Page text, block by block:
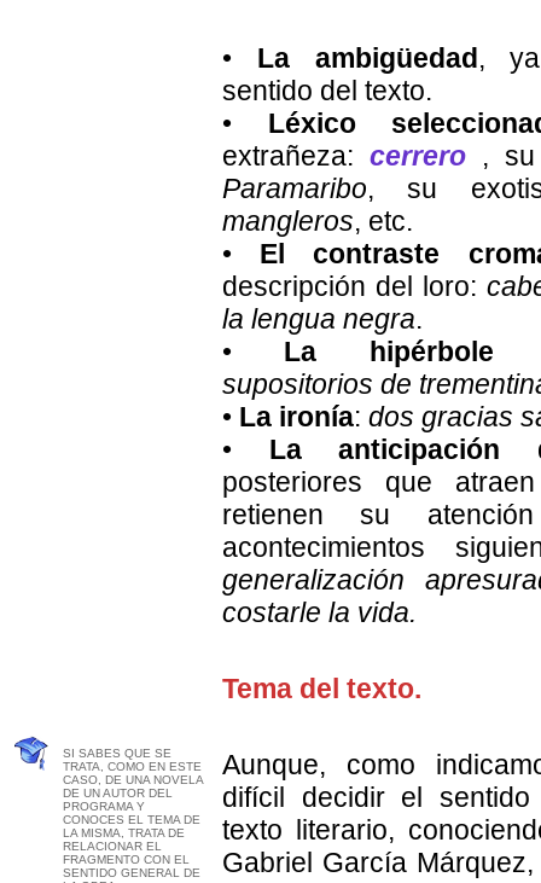
• La ambigüedad ,
sentido del texto.
• Léxico
extrañeza: cerrero , su
Paramaribo, su
mangleros, etc.
• El contraste
descripción del loro:
la lengua negra.
• La hipérbole
supositorios de
• La ironía: dos gracias
• La anticipación
posteriores que
retienen su
acontecimientos
generalización
costarle la vida.
Tema del texto.
SI SABES QUE SE
TRATA, COMO EN ESTE
CASO, DE UNA NOVELA
DE UN AUTOR DEL
PROGRAMA Y
CONOCES EL TEMA DE
LA MISMA, TRATA DE
RELACIONAR EL
FRAGMENTO CON EL
SENTIDO GENERAL DE
Aunque, como
difícil decidir el
texto literario,
Gabriel García